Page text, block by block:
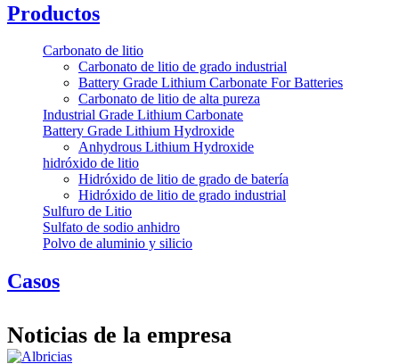
Productos
Carbonato de litio
Carbonato de litio de grado industrial
Battery Grade Lithium Carbonate For Batteries
Carbonato de litio de alta pureza
Industrial Grade Lithium Carbonate
Battery Grade Lithium Hydroxide
Anhydrous Lithium Hydroxide
hidróxido de litio
Hidróxido de litio de grado de batería
Hidróxido de litio de grado industrial
Sulfuro de Litio
Sulfato de sodio anhidro
Polvo de aluminio y silicio
Casos
Noticias de la empresa